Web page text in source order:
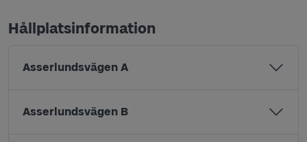
Hållplatsinformation
Asserlundsvägen A
Asserlundsvägen B